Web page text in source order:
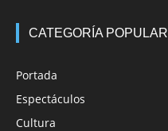
CATEGORÍA POPULAR
Portada
Espectáculos
Cultura